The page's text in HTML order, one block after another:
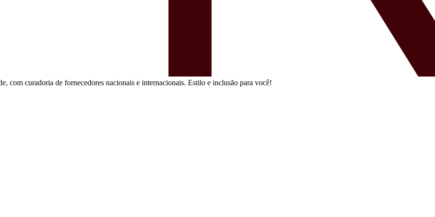
com curadoria de fornecedores nacionais e internacionais. Estilo e inclusão para você!